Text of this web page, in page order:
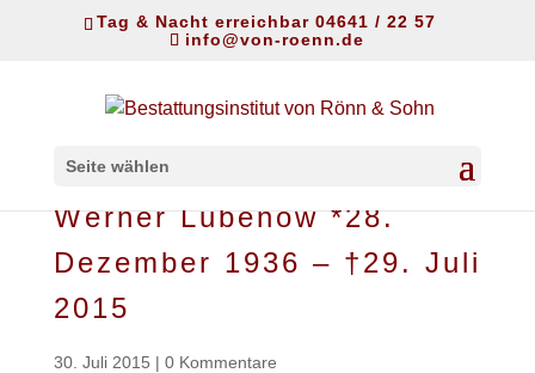
Tag & Nacht erreichbar 04641 / 22 57
info@von-roenn.de
Seite wählen
Werner Lubenow *28.
Dezember 1936 – †29. Juli
2015
30. Juli 2015 | 0 Kommentare